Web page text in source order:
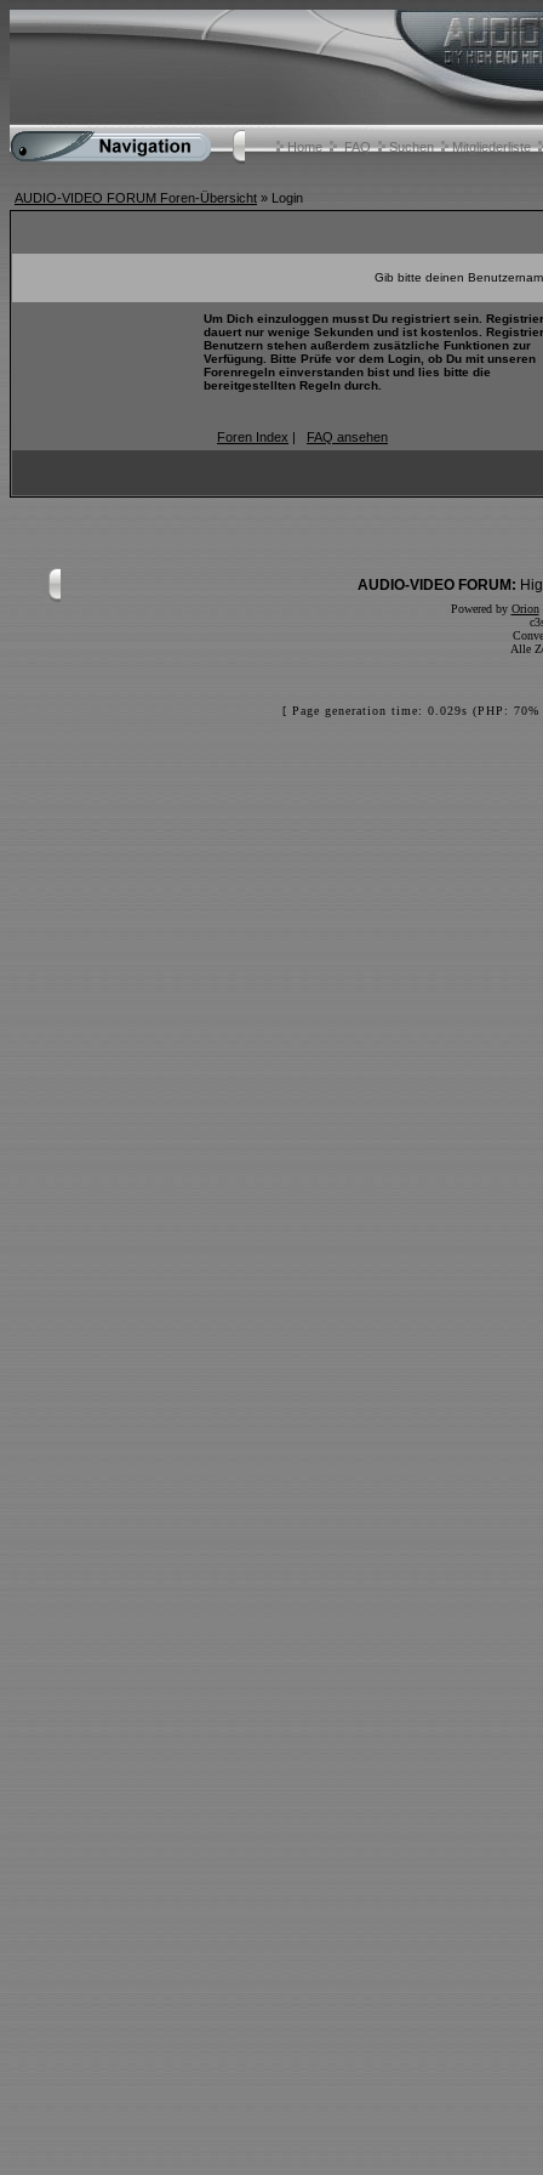
Home FAQ Suchen Mitgliederliste
AUDIO-VIDEO FORUM Foren-Übersicht » Login
Gib bitte deinen
Um Dich einzuloggen musst Du registriert sein.
dauert nur wenige Sekunden und ist kostenlos.
Benutzern stehen außerdem zusätzliche Funktionen zur
Verfügung. Bitte Prüfe vor dem Login, ob Du mit unseren
Forenregeln einverstanden bist und lies bitte die
bereitgestellten Regeln durch.
Foren Index | FAQ ansehen
AUDIO-VIDEO FORUM:
Powered by Orion
Alle
[ Page generation time: 0.029s (PHP: